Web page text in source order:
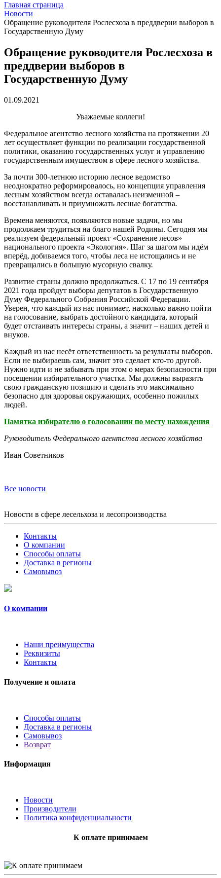
Главная страница
Новости
Обращение руководителя Рослесхоза в преддверии выборов в
Государственную Думу
Обращение руководителя Рослесхоза в
преддверии выборов в
Государственную Думу
01.09.2021
Уважаемые коллеги!
Федеральное агентство лесного хозяйства на протяжении 20
лет осуществляет функции по реализации государственной
политики, оказанию государственных услуг и управлению
государственным имуществом в сфере лесного хозяйства.
За почти 300-летнюю историю лесное ведомство
неоднократно реформировалось, но концепция управления
лесным хозяйством всегда оставалась неизменной –
восстанавливать и приумножать лесные богатства.
Времена меняются, появляются новые задачи, но мы
продолжаем трудиться на благо нашей Родины. Сегодня мы
реализуем федеральный проект «Сохранение лесов»
национального проекта «Экология». Шаг за шагом мы идём
вперёд, добиваемся того, чтобы леса не истощались и не
превращались в большую мусорную свалку.
Развитие страны должно продолжаться. С 17 по 19 сентября
2021 года пройдут выборы депутатов в Государственную
Думу Федерального Собрания Российской Федерации.
Уверен, что каждый из нас понимает, насколько важно пойти
на голосование, выбрать достойного кандидата, который
будет отстаивать интересы страны, а значит – наших детей и
внуков.
Каждый из нас несёт ответственность за результаты выборов.
Если не выбираешь сам, значит это сделает кто-то другой.
Нужно идти и не забывать при этом о мерах безопасности при
посещении избирательного участка. Мы должны выразить
свою гражданскую позицию и сделать это максимально
безопасно для здоровья окружающих, особенно пожилых
людей.
Памятка избирателю о голосовании по месту нахождения
Руководитель Федерального агентства лесного хозяйства
Иван Советников
Все новости
Новости в сфере лесельхоза и лесопроизводства
Контакты
О компании
Способы оплаты
Доставка в регионы
Самовывоз
О компании
Наши преимущества
Реквизиты
Контакты
Получение и оплата
Способы оплаты
Доставка в регионы
Самовывоз
Возврат
Информация
Новости
Производители
Политика конфиденциальности
К оплате принимаем